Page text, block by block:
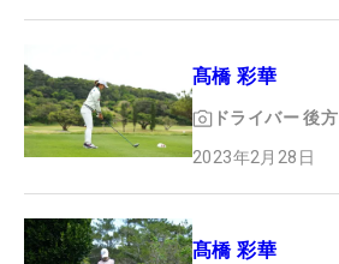
髙橋 彩華
ドライバー 後方
2023年2月28日
髙橋 彩華